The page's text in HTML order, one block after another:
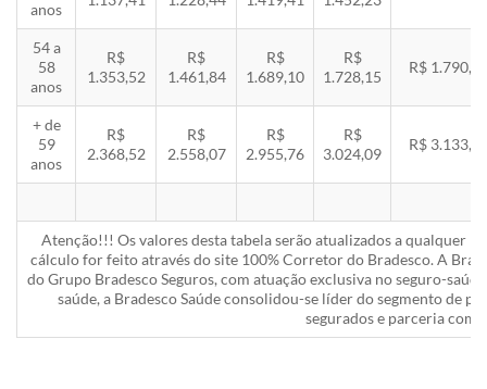
anos
54 a
58
anos
R$
1.353,52
R$
1.461,84
R$
1.689,10
R$
1.728,15
R$
+ de
59
anos
R$
2.368,52
R$
2.558,07
R$
2.955,76
R$
3.024,09
R$
Atenção!!! Os valores desta tabela serão atualizados a qualquer
cálculo for feito através do site 100% Corretor do Bradesco. A
do Grupo Bradesco Seguros, com atuação exclusiva no seguro-
saúde, a Bradesco Saúde consolidou-se líder do segmento de
segurados e parceria com